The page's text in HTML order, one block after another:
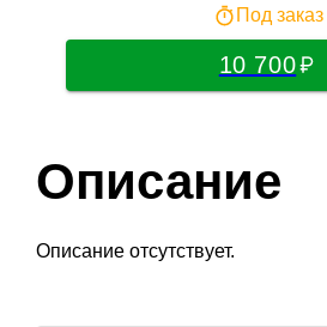
Под заказ
10 700
Описание
Описание отсутствует.